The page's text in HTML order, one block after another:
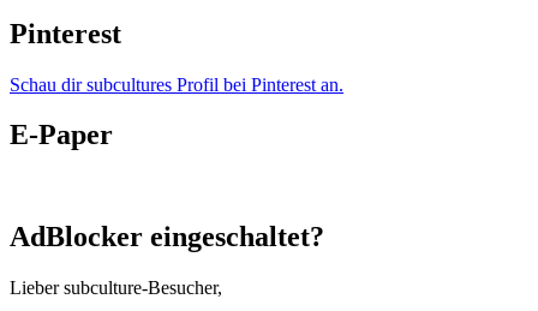
Pinterest
Schau dir subcultures Profil bei Pinterest an.
E-Paper
AdBlocker eingeschaltet?
Lieber subculture-Besucher,